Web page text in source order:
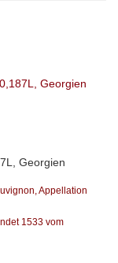
Georgien
Appellation
1533 vom